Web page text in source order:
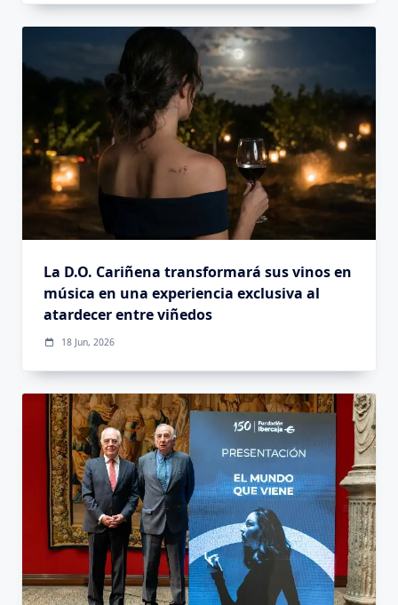
La D.O. Cariñena transformará sus vinos en
música en una experiencia exclusiva al
atardecer entre viñedos
18 Jun, 2026